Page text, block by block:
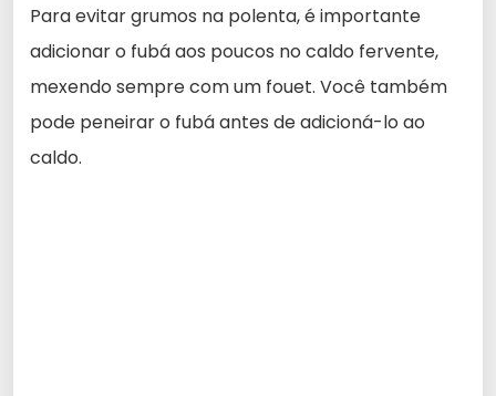
Para evitar grumos na polenta, é importante
adicionar o fubá aos poucos no caldo fervente,
mexendo sempre com um fouet. Você também
pode peneirar o fubá antes de adicioná-lo ao
caldo.